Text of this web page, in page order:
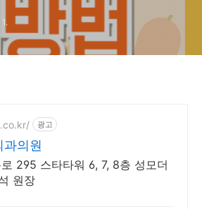
광고
의원
295 스타타워 6, 7, 8층 성모더
원장